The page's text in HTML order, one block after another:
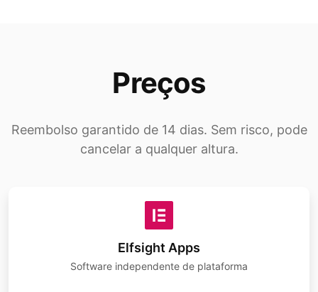
Preços
Reembolso garantido de 14 dias. Sem risco, pode
cancelar a qualquer altura.
Elfsight Apps
Software independente de plataforma